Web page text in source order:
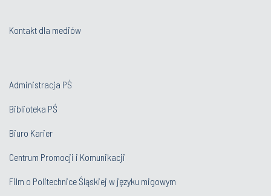
Kontakt dla mediów
Administracja PŚ
Biblioteka PŚ
Biuro Karier
Centrum Promocji i Komunikacji
Film o Politechnice Śląskiej w języku migowym